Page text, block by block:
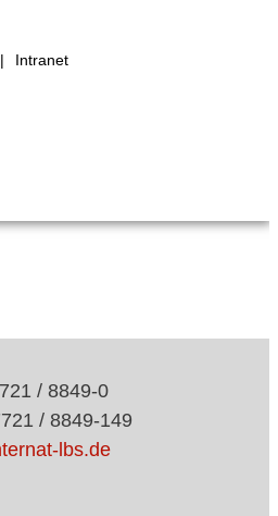
Intranet
/ 8849-0
/ 8849-149
lbs.de